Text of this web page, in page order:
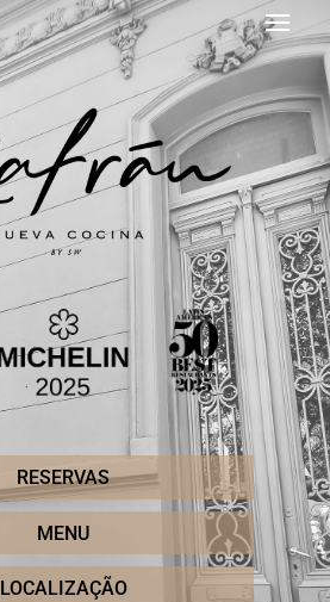
RESERVAS
MENU
LOCALIZAÇÃO